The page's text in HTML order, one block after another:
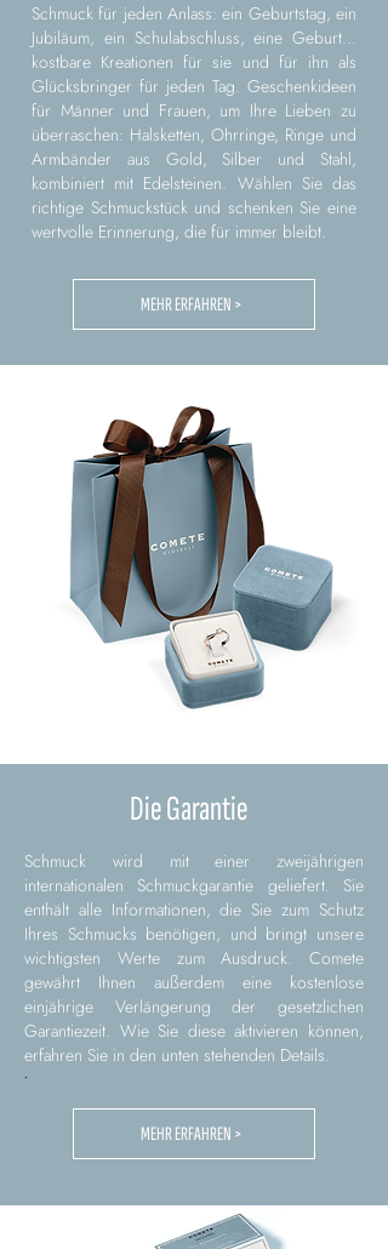
Schmuck für jeden Anlass: ein Geburtstag, ein
Jubiläum, ein Schulabschluss, eine Geburt...
kostbare Kreationen für sie und für ihn als
Glücksbringer für jeden Tag. Geschenkideen
für Männer und Frauen, um Ihre Lieben zu
überraschen: Halsketten, Ohrringe, Ringe und
Armbänder aus Gold, Silber und Stahl,
kombiniert mit Edelsteinen. Wählen Sie das
richtige Schmuckstück und schenken Sie eine
wertvolle Erinnerung, die für immer bleibt.
MEHR ERFAHREN >
Die Garantie
Schmuck wird mit einer zweijährigen
internationalen Schmuckgarantie geliefert. Sie
enthält alle Informationen, die Sie zum Schutz
Ihres Schmucks benötigen, und bringt unsere
wichtigsten Werte zum Ausdruck. Comete
gewährt Ihnen außerdem eine kostenlose
einjährige Verlängerung der gesetzlichen
Garantiezeit. Wie Sie diese aktivieren können,
erfahren Sie in den unten stehenden Details.
MEHR ERFAHREN >